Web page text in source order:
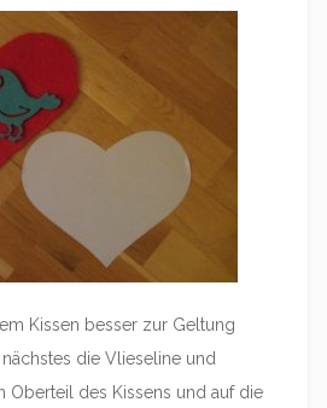
Kissen besser zur Geltung
die Vlieseline und
Oberteil des Kissens und auf die